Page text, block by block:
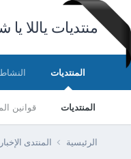
منتديات ياللا يا
المنتديات
المنتديات قوانين
الرئيسية المنتدى